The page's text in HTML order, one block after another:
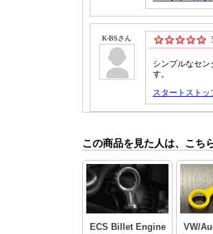
この商品を見た人は、こち
ECS Billet Engine
VW/